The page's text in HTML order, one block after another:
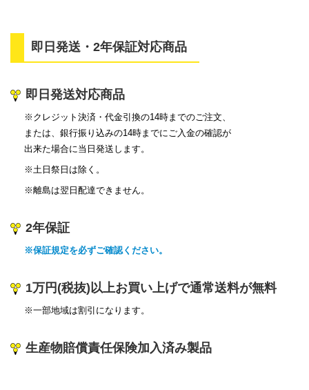
即日発送・2年保証対応商品
即日発送対応商品
※クレジット決済・代金引換の14時までのご注文、
または、銀行振り込みの14時までにご入金の確認が
出来た場合に当日発送します。
※土日祭日は除く。
※離島は翌日配達できません。
2年保証
※保証規定を必ずご確認ください。
1万円(税抜)以上お買い上げで通常送料が無料
※一部地域は割引になります。
生産物賠償責任保険加入済み製品